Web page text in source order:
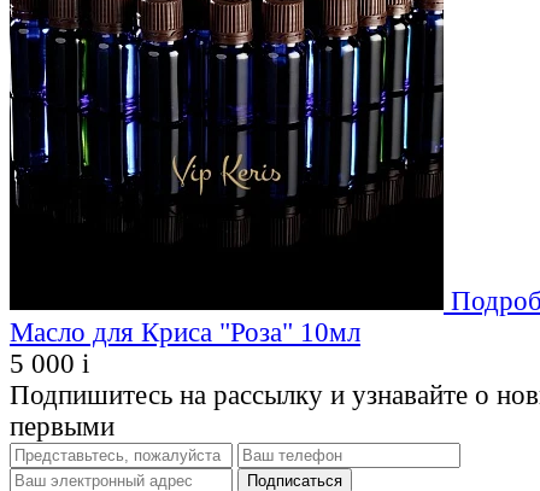
Масло для Криса "Роза" 10мл
5 000 i
Подпишитесь на рассылку и узнавайте о
первыми